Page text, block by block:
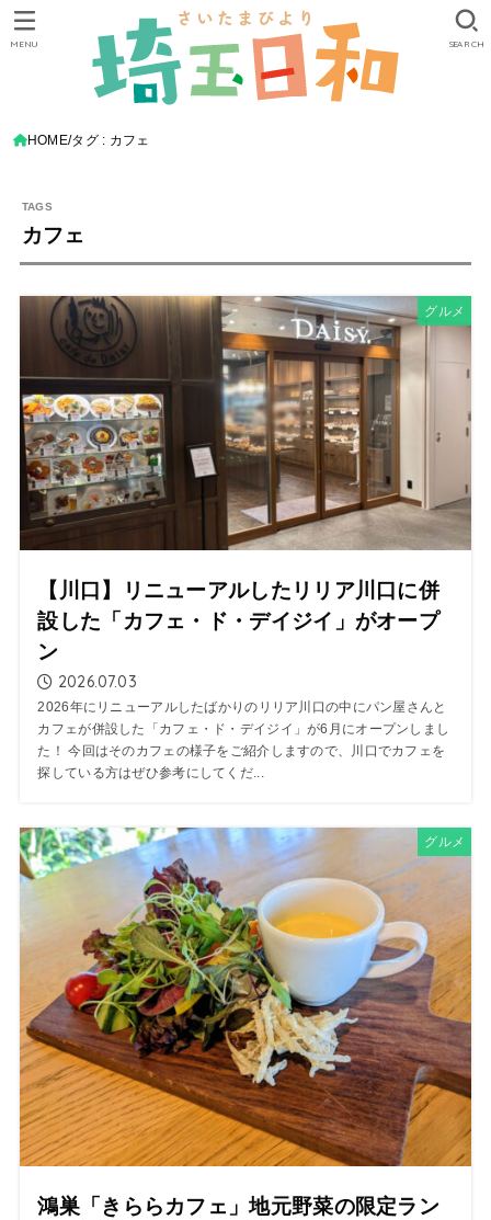
SEARCH
MENU
HOME タグ : カフェ
カフェ
グルメ
【川口】リニューアルしたリリア川口に併
設した「カフェ・ド・デイジイ」がオープ
ン
2026.07.03
2026年にリニューアルしたばかりのリリア川口の中にパン屋さんと
カフェが併設した「カフェ・ド・デイジイ」が6月にオープンしまし
た！ 今回はそのカフェの様子をご紹介しますので、川口でカフェを
探している方はぜひ参考にしてくだ...
グルメ
鴻巣「きららカフェ」地元野菜の限定ラン